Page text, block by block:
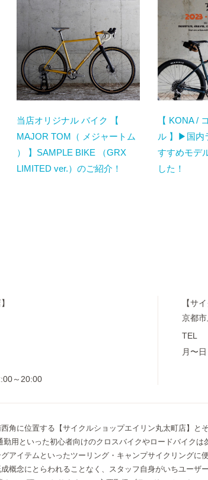
当店オリジナル バイク 【
MAJOR TOM（ メジャートム
） 】SAMPLE BIKE （GRX
LIMITED ver.）のご紹介！
【 KONA /
ル 】▶国内
すすめモデ
した！
～20:00
【サ
京都
TEL
月〜日
角に位置する【サイクルショップエイリン丸太町店】と
用といった初心者向けのクロスバイクやロードバイク
アイテムといったツーリング・キャンプサイクリングに
概念にとらわれることなく、スタッフ自身がいちユーザ